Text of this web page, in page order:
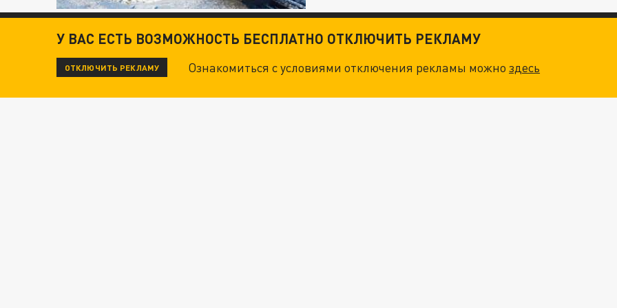
У ВАС ЕСТЬ ВОЗМОЖНОСТЬ БЕСПЛАТНО ОТКЛЮЧИТЬ РЕКЛАМУ
ОТКЛЮЧИТЬ РЕКЛАМУ Ознакомиться с условиями отключения рекламы можноздесь